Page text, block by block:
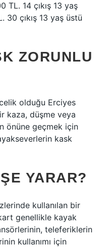
TL. 14 çıkış 13 yaş
30 çıkış 13 yaş üstü
ZORUNLU
olduğu Erciyes
kaza, düşme veya
önüne geçmek için
kask
YARAR?
kullanılan bir
genellikle kayak
teleferiklerin
kullanımı için